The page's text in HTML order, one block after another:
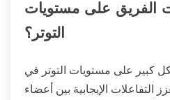
الفريق على مستويات
التوتر؟
كبير على مستويات التوتر في
التفاعلات الإيجابية بين أعضاء